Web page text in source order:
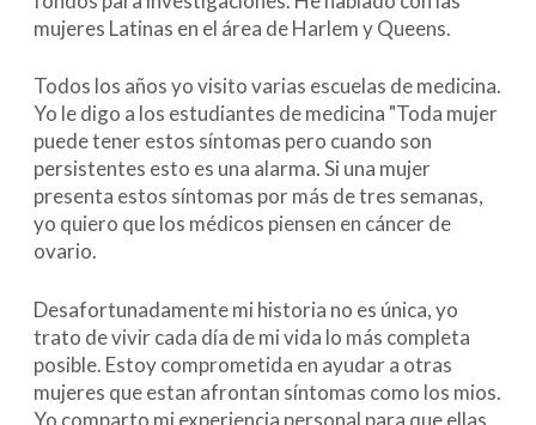
mujeres Latinas en el área de Harlem y Queens.
Todos los años yo visito varias escuelas de medicina.
Yo le digo a los estudiantes de medicina "Toda mujer
puede tener estos síntomas pero cuando son
persistentes esto es una alarma. Si una mujer
presenta estos síntomas por más de tres semanas,
yo quiero que los médicos piensen en cáncer de
ovario.
Desafortunadamente mi historia no es única, yo
trato de vivir cada día de mi vida lo más completa
posible. Estoy comprometida en ayudar a otras
mujeres que estan afrontan síntomas como los mios.
Yo comparto mi experiencia personal para que ellas